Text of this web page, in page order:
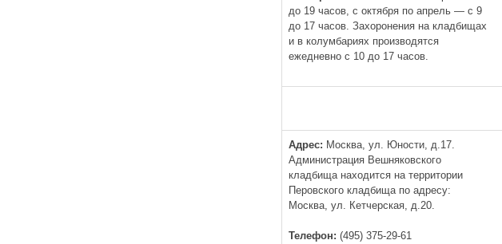
до 19 часов, с октября по апрель — с 9
до 17 часов. Захоронения на кладбищах
и в колумбариях производятся
ежедневно с 10 до 17 часов.
Адрес: Москва, ул. Юности, д.17.
Администрация Вешняковского
кладбища находится на территории
Перовского кладбища по адресу:
Москва, ул. Кетчерская, д.20.
Телефон: (495) 375-29-61